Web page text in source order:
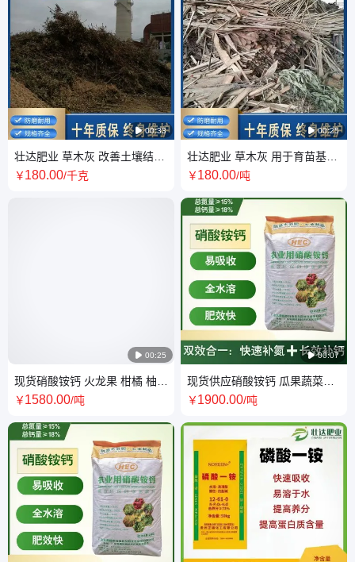
 00:33
壮达肥业 草木灰 改善土壤结构
高钾肥 花卉蔬菜用
￥180.00/千克
 00:25
现货硝酸铵钙 火龙果 柑橘 柚子
香蕉适用 全水溶硝酸铵钙 氮钙
￥1580.00/吨
 00:25
壮达肥业 草木灰 用于育苗基质
行业增加透气性
￥180.00/吨
 00:07
现货供应硝酸铵钙 瓜果蔬菜用
硝酸铵钙 钙氮同补 全水溶硝酸
￥1900.00/吨